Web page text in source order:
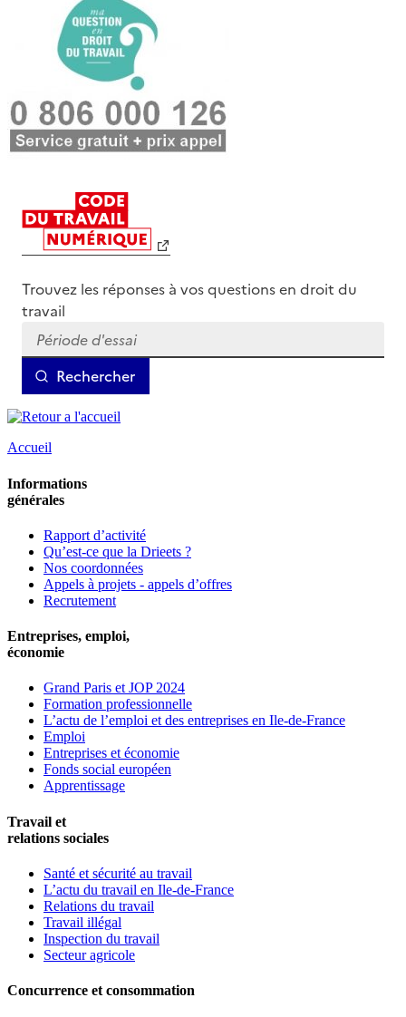
Accueil
Informations
générales
Rapport d’activité
Qu’est-ce que la Drieets ?
Nos coordonnées
Appels à projets - appels d’offres
Recrutement
Entreprises, emploi,
économie
Grand Paris et JOP 2024
Formation professionnelle
L’actu de l’emploi et des entreprises en Ile-de-France
Emploi
Entreprises et économie
Fonds social européen
Apprentissage
Travail et
relations sociales
Santé et sécurité au travail
L’actu du travail en Ile-de-France
Relations du travail
Travail illégal
Inspection du travail
Secteur agricole
Concurrence et consommation